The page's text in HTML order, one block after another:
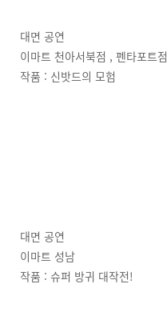
대면 공연
이마트 천아서북점 , 펜타포트점
작품 : 신밧드의 모험
대면 공연
이마트 성남
작품 : 슈퍼 방귀 대작전!